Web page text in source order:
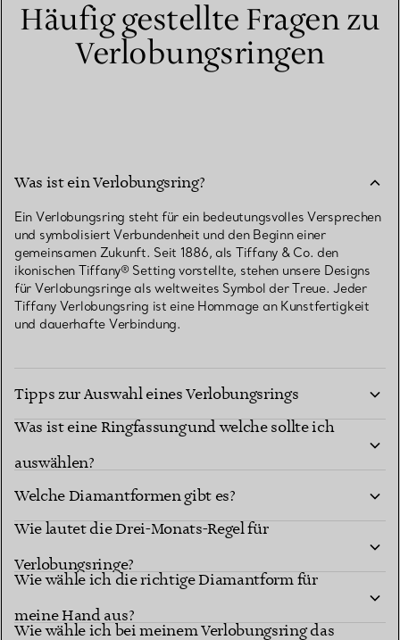
Häufig gestellte Fragen zu
Verlobungsringen
Was ist ein Verlobungsring?
Ein Verlobungsring steht für ein bedeutungsvolles Versprechen
und symbolisiert Verbundenheit und den Beginn einer
gemeinsamen Zukunft. Seit 1886, als Tiffany & Co. den
ikonischen Tiffany® Setting vorstellte, stehen unsere Designs
für Verlobungsringe als weltweites Symbol der Treue. Jeder
Tiffany Verlobungsring ist eine Hommage an Kunstfertigkeit
und dauerhafte Verbindung.
Tipps zur Auswahl eines Verlobungsrings
Was ist eine Ringfassung und welche sollte ich
auswählen?
berühmten Fassungen
Welche Diamantformen gibt es?
Diamantformen
Wie lautet die Drei-Monats-Regel für
Verlobungsringe?
Wie wähle ich die richtige Diamantform für
meine Hand aus?
Wie wähle ich bei meinem Verlobungsring das